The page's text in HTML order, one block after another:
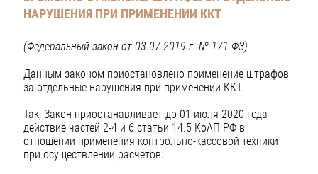
НАРУШЕНИЯ ПРИ ПРИМЕНЕНИИ ККТ
(Федеральный закон от 03.07.2019 г. № 171-ФЗ)
Данным законом приостановлено применение штрафов
за отдельные нарушения при применении ККТ.
Так, Закон приостанавливает до 01 июля 2020 года
действие частей 2-4 и 6 статьи 14.5 КоАП РФ в
отношении применения контрольно-кассовой техники
при осуществлении расчетов: